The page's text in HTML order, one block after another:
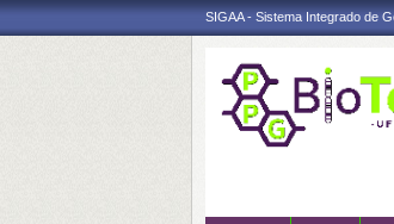
SIGAA - Sistema Integrado de